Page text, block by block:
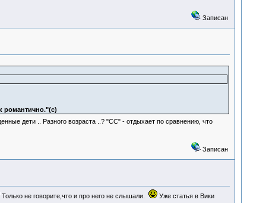
Записан
романтично."(с)
дети .. Разного возраста ..? "CC" - отдыхает по сравнению, что
Записан
Только не говорите,что и про него не слышали.
Уже статья в Вики